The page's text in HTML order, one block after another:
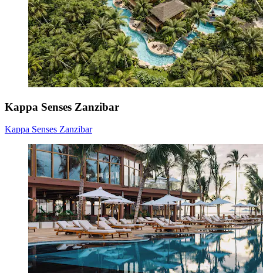
Kappa Senses Zanzibar
Kappa Senses Zanzibar